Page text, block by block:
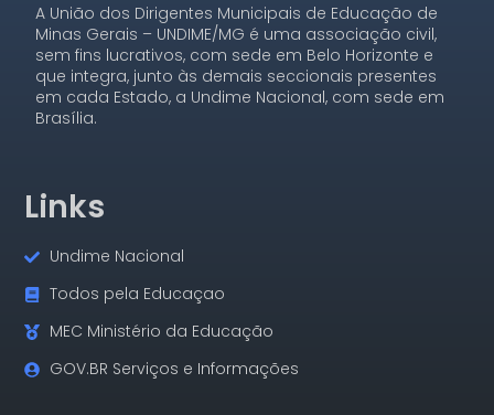
A União dos Dirigentes Municipais de Educação de
Minas Gerais – UNDIME/MG é uma associação civil,
sem fins lucrativos, com sede em Belo Horizonte e
que integra, junto às demais seccionais presentes
em cada Estado, a Undime Nacional, com sede em
Brasília.
Links
Undime Nacional
Todos pela Educaçao
MEC Ministério da Educação
GOV.BR Serviços e Informações